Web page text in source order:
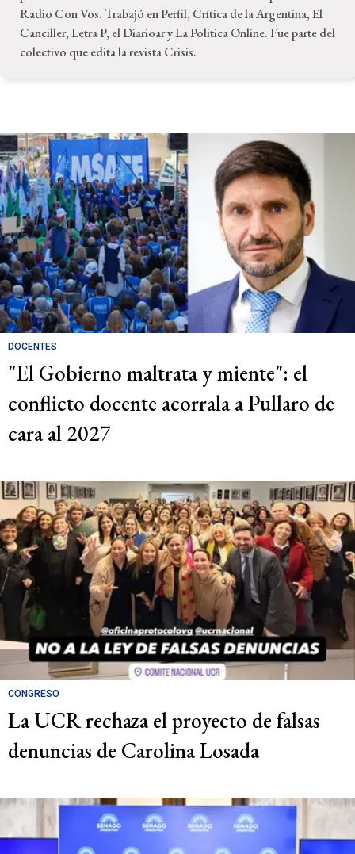
Radio Con Vos. Trabajó en Perfil, Crítica de la Argentina, El
Canciller, Letra P, el Diarioar y La Politica Online. Fue parte del
colectivo que edita la revista Crisis.
DOCENTES
"El Gobierno maltrata y miente": el
conflicto docente acorrala a Pullaro de
cara al 2027
CONGRESO
La UCR rechaza el proyecto de falsas
denuncias de Carolina Losada